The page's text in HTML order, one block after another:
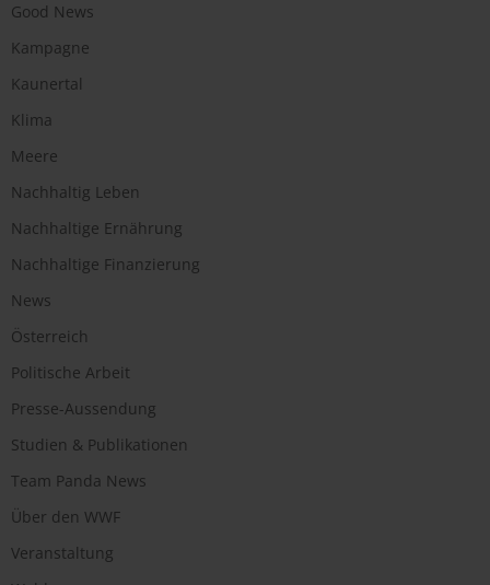
Good News
Kampagne
Kaunertal
Klima
Meere
Nachhaltig Leben
Nachhaltige Ernährung
Nachhaltige Finanzierung
News
Österreich
Politische Arbeit
Presse-Aussendung
Studien & Publikationen
Team Panda News
Über den WWF
Veranstaltung